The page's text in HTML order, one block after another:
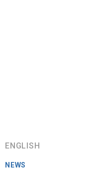
ENGLISH
NEWS